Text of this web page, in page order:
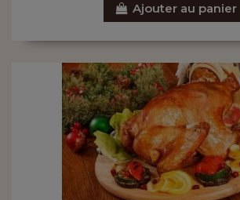
Ajouter au panier